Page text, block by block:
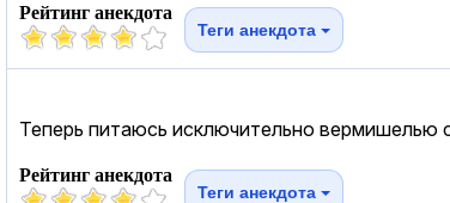
Рейтинг анекдота
Теги анекдота
Теперь питаюсь исключительно вермишелью
Рейтинг анекдота
Теги анекдота